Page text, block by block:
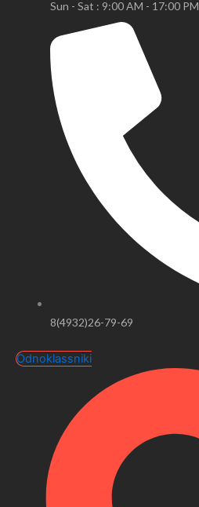
Sun - Sat : 9:00 AM - 17:00 PM
8(4932)26-79-69
Odnoklassniki